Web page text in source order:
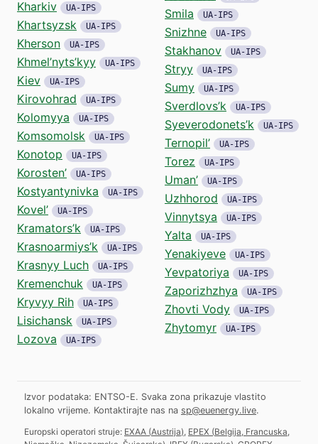
Kharkiv UA-IPS
Khartsyzsk UA-IPS
Kherson UA-IPS
Khmel’nyts’kyy UA-IPS
Kiev UA-IPS
Kirovohrad UA-IPS
Kolomyya UA-IPS
Komsomolsk UA-IPS
Konotop UA-IPS
Korosten’ UA-IPS
Kostyantynivka UA-IPS
Kovel’ UA-IPS
Kramators’k UA-IPS
Krasnoarmiys’k UA-IPS
Krasnyy Luch UA-IPS
Kremenchuk UA-IPS
Kryvyy Rih UA-IPS
Lisichansk UA-IPS
Lozova UA-IPS
Smila UA-IPS
Snizhne UA-IPS
Stakhanov UA-IPS
Stryy UA-IPS
Sumy UA-IPS
Sverdlovs’k UA-IPS
Syeverodonets’k UA-IPS
Ternopil’ UA-IPS
Torez UA-IPS
Uman’ UA-IPS
Uzhhorod UA-IPS
Vinnytsya UA-IPS
Yalta UA-IPS
Yenakiyeve UA-IPS
Yevpatoriya UA-IPS
Zaporizhzhya UA-IPS
Zhovti Vody UA-IPS
Zhytomyr UA-IPS
Izvor podataka: ENTSO-E. Svaka zona prikazuje vlastito
lokalno vrijeme. Kontaktirajte nas na sp@euenergy.live.
Europski operatori struje: EXAA (Austrija) EPEX (Belgija, Francuska,